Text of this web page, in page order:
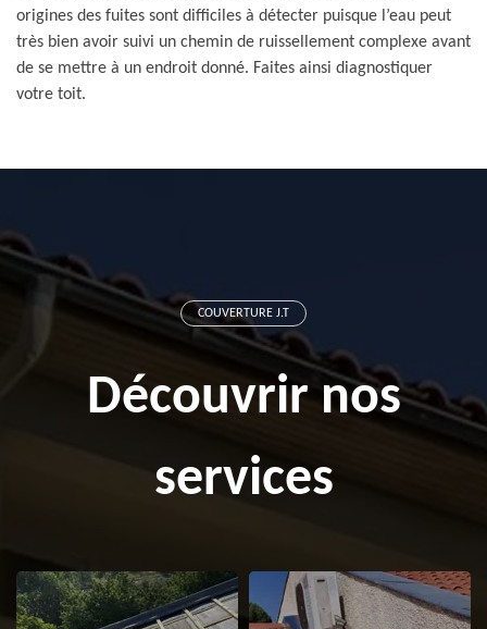
origines des fuites sont difficiles à détecter puisque l’eau peut
très bien avoir suivi un chemin de ruissellement complexe avant
de se mettre à un endroit donné. Faites ainsi diagnostiquer
votre toit.
COUVERTURE J.T
Découvrir nos
services